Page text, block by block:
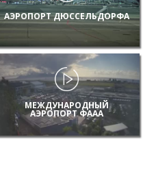
АЭРОПОРТ ДЮССЕЛЬДОРФА
МЕЖДУНАРОДНЫЙ
АЭРОПОРТ ФААА